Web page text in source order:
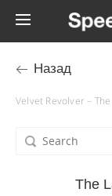
Назад
Velvet Revolver –
The